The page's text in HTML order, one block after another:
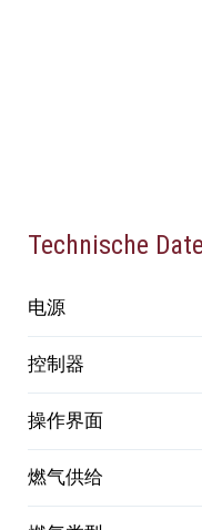
Technische
电源
控制器
操作界面
燃气供给